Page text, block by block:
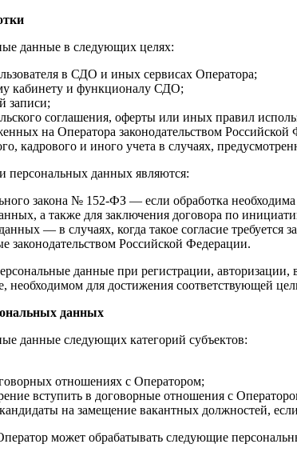
данные в следующих целях:
в СДО и иных сервисах Оператора;
кабинету и функционалу СДО;
записи;
соглашения, оферты или иных правил
на Оператора законодательством Российской
кадрового и иного учета в случаях,
персональных данных являются:
закона № 152-ФЗ — если обработка
а также для заключения договора по
— в случаях, когда такое согласие требуется
законодательством Российской Федерации.
данные при регистрации,
необходимом для достижения соответствующей
данных
данные следующих категорий субъектов:
отношениях с Оператором;
вступить в договорные отношения с
на замещение вакантных должностей,
может обрабатывать следующие